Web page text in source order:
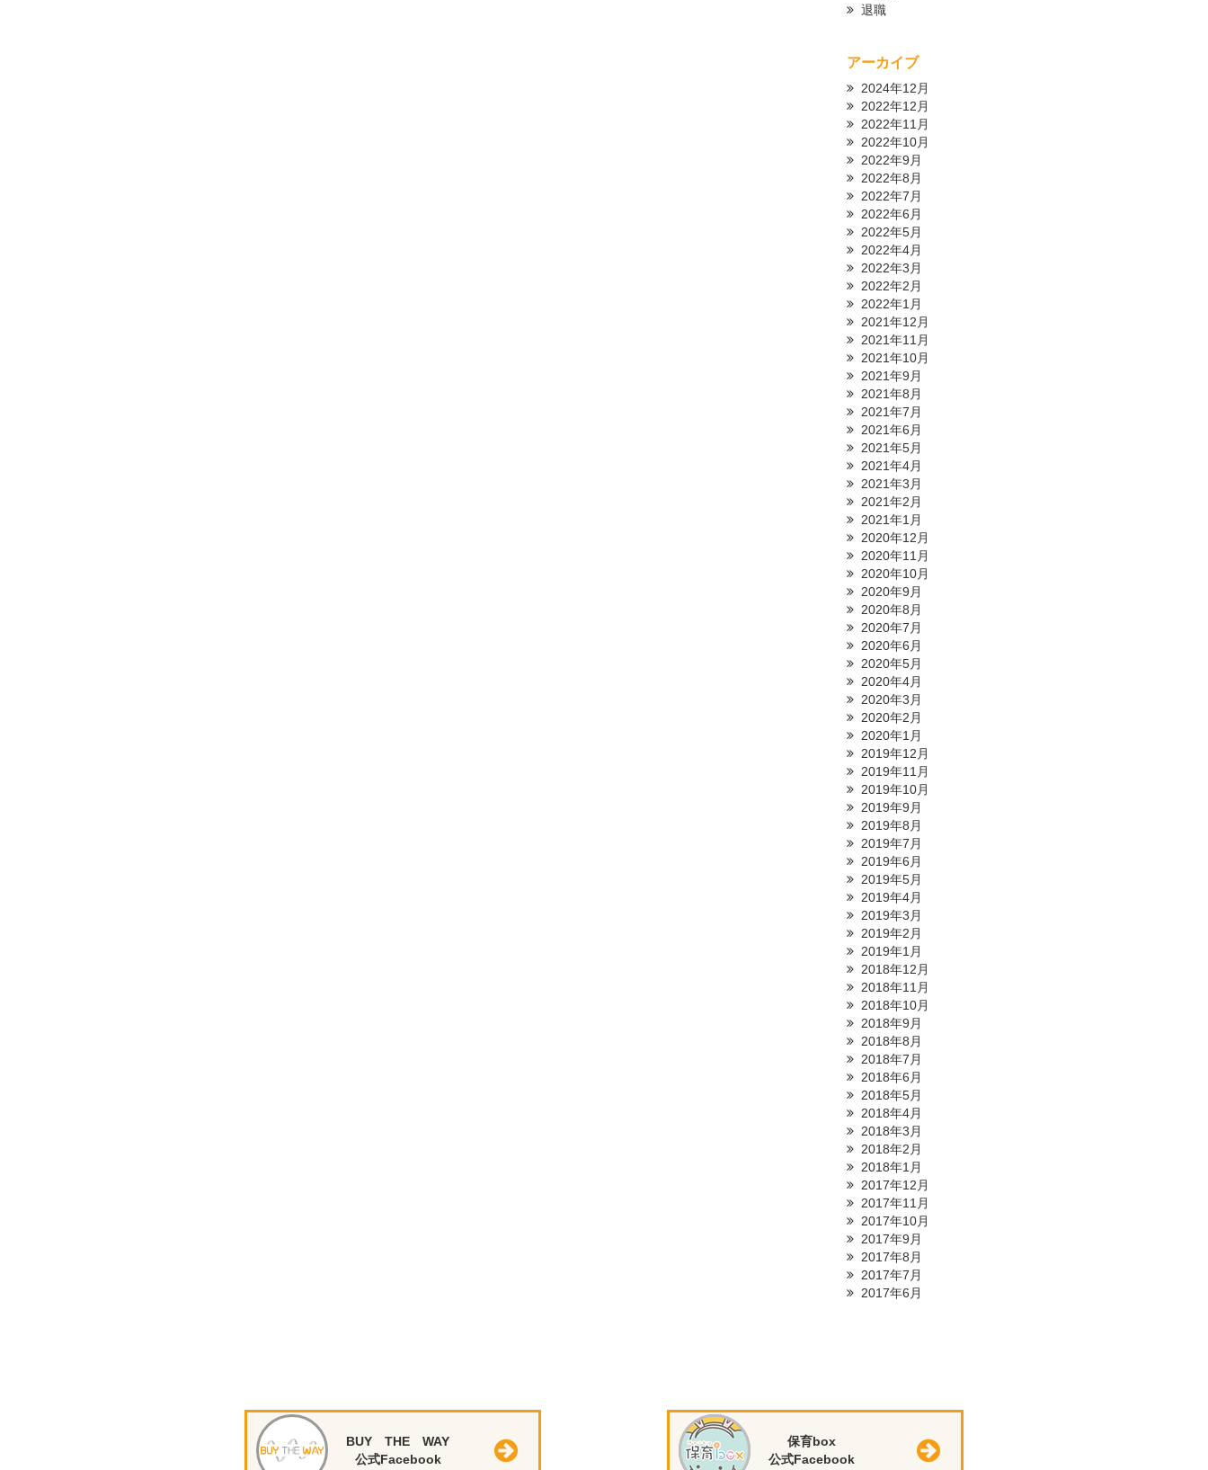
退職
アーカイブ
2024年12月
2022年12月
2022年11月
2022年10月
2022年9月
2022年8月
2022年7月
2022年6月
2022年5月
2022年4月
2022年3月
2022年2月
2022年1月
2021年12月
2021年11月
2021年10月
2021年9月
2021年8月
2021年7月
2021年6月
2021年5月
2021年4月
2021年3月
2021年2月
2021年1月
2020年12月
2020年11月
2020年10月
2020年9月
2020年8月
2020年7月
2020年6月
2020年5月
2020年4月
2020年3月
2020年2月
2020年1月
2019年12月
2019年11月
2019年10月
2019年9月
2019年8月
2019年7月
2019年6月
2019年5月
2019年4月
2019年3月
2019年2月
2019年1月
2018年12月
2018年11月
2018年10月
2018年9月
2018年8月
2018年7月
2018年6月
2018年5月
2018年4月
2018年3月
2018年2月
2018年1月
2017年12月
2017年11月
2017年10月
2017年9月
2017年8月
2017年7月
2017年6月
BUY THE WAY
公式Facebook
保育box
公式Facebook